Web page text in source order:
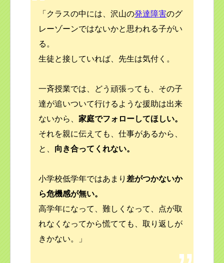
「クラスの中には、沢山の発達障害のグ
レーゾーンではないかと思われる子がい
る。
生徒と接していれば、先生は気付く。
一斉授業では、どう頑張っても、その子
達が追いついて行けるような援助は出来
ないから、 家庭でフォローしてほしい。
それを親に伝えても、仕事があるから、
と、 向き合ってくれない。
小学校低学年ではあまり 差がつかないか
ら危機感が無い。
高学年になって、難しくなって、点が取
れなくなってから慌てても、取り返しが
きかない。」